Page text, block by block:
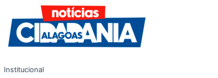
Institucional